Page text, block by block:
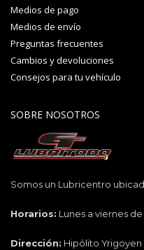
Medios de pago
Medios de envío
Preguntas frecuentes
Cambios y devoluciones
Consejos para tu vehículo
SOBRE NOSOTROS
Somos un Lubricentro
Horarios: Lunes a viernes de
Dirección: Hipólito Yrigoyen